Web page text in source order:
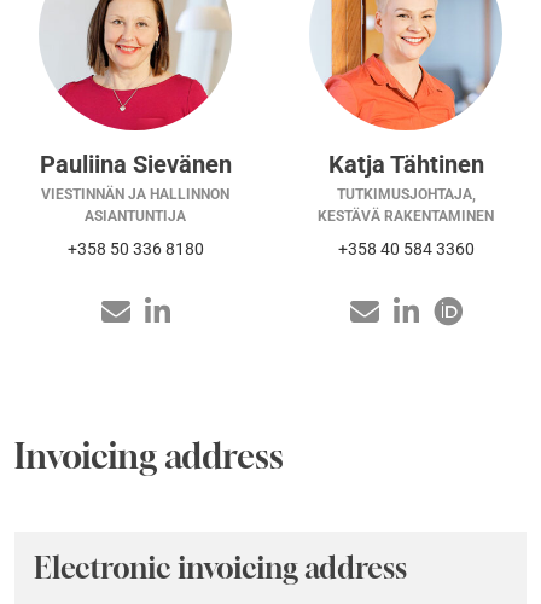
Pauliina Sievänen
VIESTINNÄN JA HALLINNON
ASIANTUNTIJA
+358 50 336 8180
Katja Tähtinen
TUTKIMUSJOHTAJA,
KESTÄVÄ RAKENTAMINEN
+358 40 584 3360
Invoicing address
Electronic invoicing address